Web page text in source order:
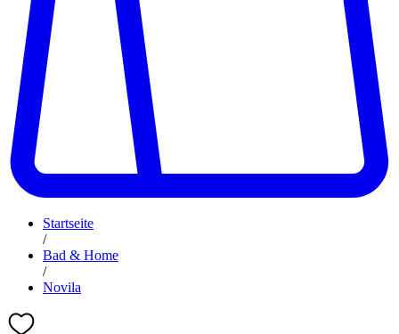
Startseite
/
Bad & Home
/
Novila